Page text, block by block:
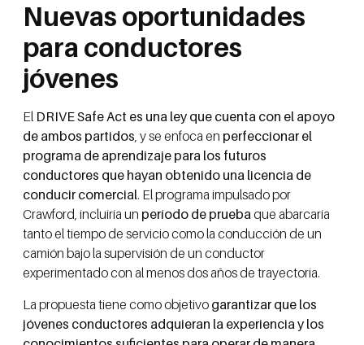
Nuevas oportunidades
para conductores
jóvenes
El DRIVE Safe Act es una ley que cuenta con el apoyo
de ambos partidos, y se enfoca en perfeccionar el
programa de aprendizaje para los futuros
conductores que hayan obtenido una licencia de
conducir comercial. El programa impulsado por
Crawford, incluiría un período de pruebaque abarcaría
tanto el tiempo de servicio como la conducción de un
camión bajo la supervisión de un conductor
experimentado con al menos dos años de trayectoria.
La propuesta tiene como objetivo garantizar que los
jóvenes conductores adquieran la experiencia y los